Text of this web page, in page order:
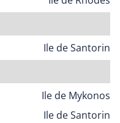
Ile de Santorin
Ile de Mykonos
Ile de Santorin